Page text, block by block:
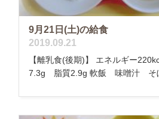
9月21日(土)の給食
2019.09.21
【離乳食(後期)】 エネルギー
7.3g 脂質2.9g 軟飯 味噌汁 そ